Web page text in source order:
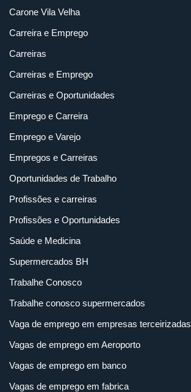
Carone Vila Velha
Carreira e Emprego
Carreiras
Carreiras e Emprego
Carreiras e Oportunidades
Emprego e Carreira
Emprego e Varejo
Empregos e Carreiras
Oportunidades de Trabalho
Profissões e carreiras
Profissões e Oportunidades
Saúde e Medicina
Supermercados BH
Trabalhe Conosco
Trabalhe conosco supermercados
Vaga de emprego em empresas terceirizadas
Vagas de emprego em Aeroporto
Vagas de emprego em banco
Vagas de emprego em fabrica